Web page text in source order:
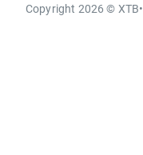
Copyright 2026 © XTB•